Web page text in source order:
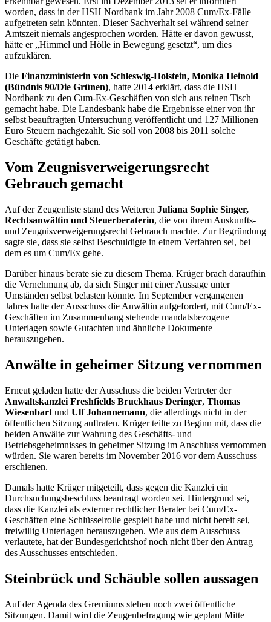
worden, dass in der HSH Nordbank im Jahr 2008 Cum/Ex-Fälle
aufgetreten sein könnten. Dieser Sachverhalt sei während seiner
Amtszeit niemals angesprochen worden. Hätte er davon gewusst,
hätte er „Himmel und Hölle in Bewegung gesetzt“, um dies
aufzuklären.
Die Finanzministerin von Schleswig-Holstein, Monika Heinold
(Bündnis 90/Die Grünen), hatte 2014 erklärt, dass die HSH
Nordbank zu den Cum-Ex-Geschäften von sich aus reinen Tisch
gemacht habe. Die Landesbank habe die Ergebnisse einer von ihr
selbst beauftragten Untersuchung veröffentlicht und 127 Millionen
Euro Steuern nachgezahlt. Sie soll von 2008 bis 2011 solche
Geschäfte getätigt haben.
Vom Zeugnisverweigerungsrecht
Gebrauch gemacht
Auf der Zeugenliste stand des Weiteren Juliana Sophie Singer,
Rechtsanwältin und Steuerberaterin, die von ihrem Auskunfts-
und Zeugnisverweigerungsrecht Gebrauch machte. Zur Begründung
sagte sie, dass sie selbst Beschuldigte in einem Verfahren sei, bei
dem es um Cum/Ex gehe.
Darüber hinaus berate sie zu diesem Thema. Krüger brach daraufhin
die Vernehmung ab, da sich Singer mit einer Aussage unter
Umständen selbst belasten könnte. Im September vergangenen
Jahres hatte der Ausschuss die Anwältin aufgefordert, mit Cum/Ex-
Geschäften im Zusammenhang stehende mandatsbezogene
Unterlagen sowie Gutachten und ähnliche Dokumente
herauszugeben.
Anwälte in geheimer Sitzung vernommen
Erneut geladen hatte der Ausschuss die beiden Vertreter der
Anwaltskanzlei Freshfields Bruckhaus Deringer, Thomas
Wiesenbart und Ulf Johannemann, die allerdings nicht in der
öffentlichen Sitzung auftraten. Krüger teilte zu Beginn mit, dass die
beiden Anwälte zur Wahrung des Geschäfts- und
Betriebsgeheimnisses in geheimer Sitzung im Anschluss vernommen
würden. Sie waren bereits im November 2016 vor dem Ausschuss
erschienen.
Damals hatte Krüger mitgeteilt, dass gegen die Kanzlei ein
Durchsuchungsbeschluss beantragt worden sei. Hintergrund sei,
dass die Kanzlei als externer rechtlicher Berater bei Cum/Ex-
Geschäften eine Schlüsselrolle gespielt habe und nicht bereit sei,
freiwillig Unterlagen herauszugeben. Wie aus dem Ausschuss
verlautete, hat der Bundesgerichtshof noch nicht über den Antrag
des Ausschusses entschieden.
Steinbrück und Schäuble sollen aussagen
Auf der Agenda des Gremiums stehen noch zwei öffentliche
Sitzungen. Damit wird die Zeugenbefragung wie geplant Mitte